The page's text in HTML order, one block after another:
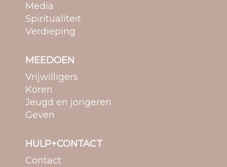
Media
Spiritualiteit
Verdieping
MEEDOEN
Vrijwilligers
Koren
Jeugd en jongeren
Geven
HULP+CONTACT
Contact